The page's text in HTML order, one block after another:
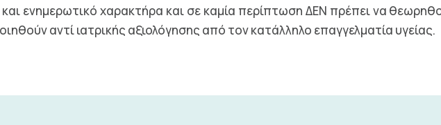
ενημερωτικό χαρακτήρα και σε καμία περίπτωση ΔΕΝ πρέπει να
αντί ιατρικής αξιολόγησης από τον κατάλληλο επαγγελματία υγείας.